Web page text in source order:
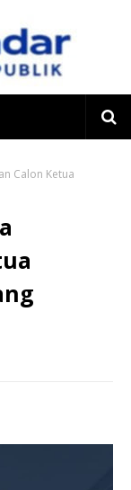
Calon Ketua